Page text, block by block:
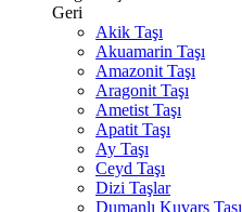
Geri
Akik Taşı
Akuamarin Taşı
Amazonit Taşı
Aragonit Taşı
Ametist Taşı
Apatit Taşı
Ay Taşı
Ceyd Taşı
Dizi Taşlar
Dumanlı Kuvars Taşı